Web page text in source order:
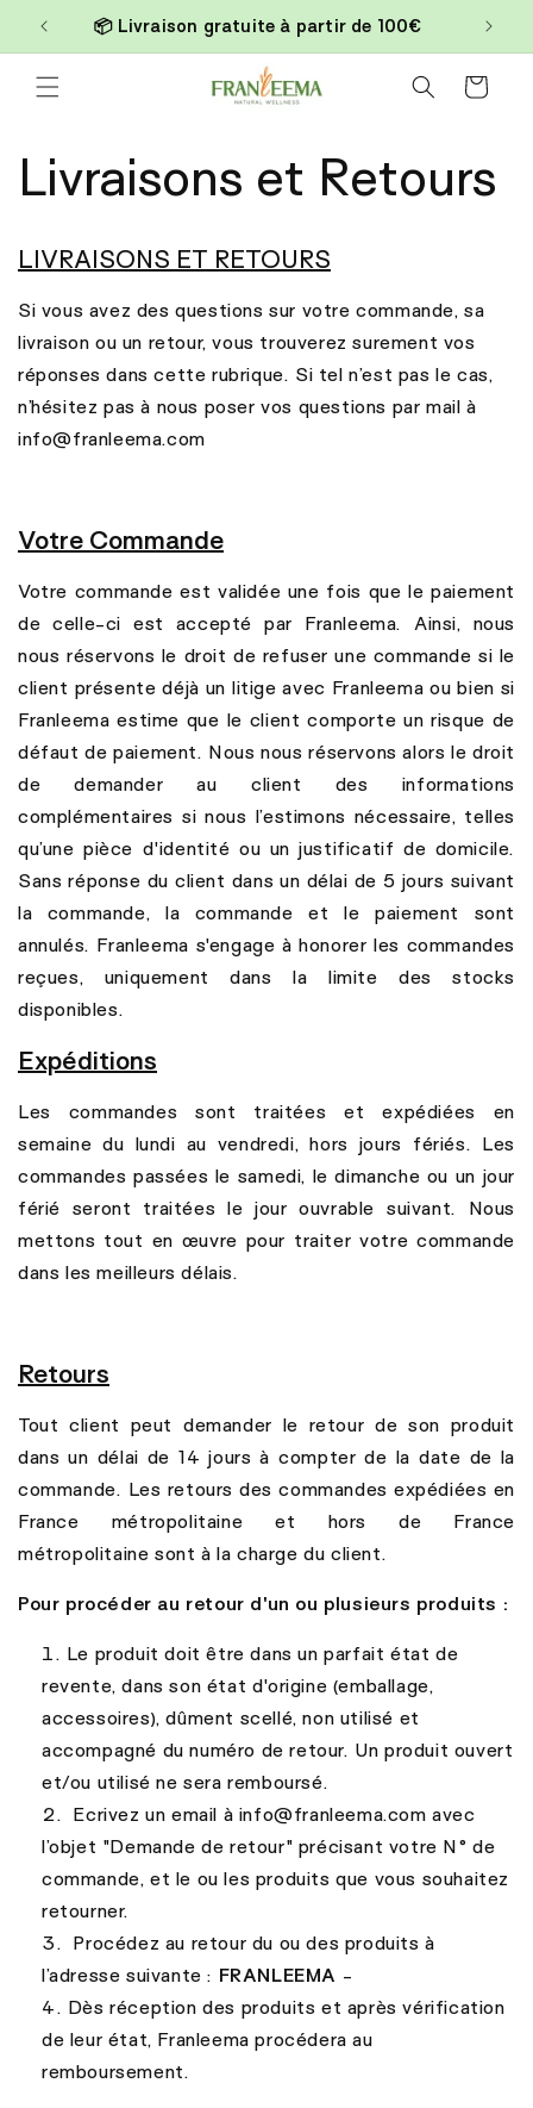
passer
au
Panier
Livraisons et Retours
LIVRAISONS ET RETOURS
Si vous avez des questions sur votre commande, sa
livraison ou un retour, vous trouverez surement vos
réponses dans cette rubrique. Si tel n’est pas le cas,
n’hésitez pas à nous poser vos questions par mail à
info@franleema.com
Votre Commande
Votre commande est validée une fois que le paiement
de celle-ci est accepté par Franleema. Ainsi, nous
nous réservons le droit de refuser une commande si le
client présente déjà un litige avec Franleema ou bien si
Franleema estime que le client comporte un risque de
défaut de paiement. Nous nous réservons alors le droit
de demander au client des informations
complémentaires si nous l’estimons nécessaire, telles
qu’une pièce d'identité ou un justificatif de domicile.
Sans réponse du client dans un délai de 5 jours suivant
la commande, la commande et le paiement sont
annulés. Franleema s'engage à honorer les commandes
reçues, uniquement dans la limite des stocks
disponibles.
Expéditions
Les commandes sont traitées et expédiées en
semaine du lundi au vendredi, hors jours fériés. Les
commandes passées le samedi, le dimanche ou un jour
férié seront traitées le jour ouvrable suivant. Nous
mettons tout en œuvre pour traiter votre commande
dans les meilleurs délais.
Retours
Tout client peut demander le retour de son produit
dans un délai de 14 jours à compter de la date de la
commande. Les retours des commandes expédiées en
France métropolitaine et hors de France
métropolitaine sont à la charge du client.
Pour procéder au retour d'un ou plusieurs produits :
Le produit doit être dans un parfait état de
revente, dans son état d'origine (emballage,
accessoires), dûment scellé, non utilisé et
accompagné du numéro de retour. Un produit ouvert
et/ou utilisé ne sera remboursé.
Ecrivez un email à info@franleema.comavec
l’objet "Demande de retour" précisant votre N° de
commande, et le ou les produits que vous souhaitez
retourner.
Procédez au retour du ou des produits à
l’adresse suivante : FRANLEEMA -
Dès réception des produits et après vérification
de leur état, Franleema procédera au
remboursement.